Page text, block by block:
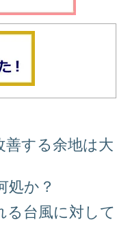
善する余地は大
処か？
る台風に対して